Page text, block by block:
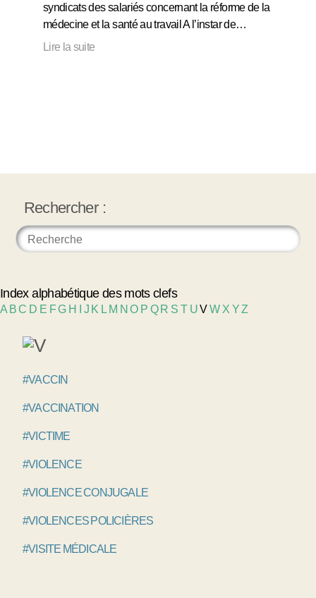
syndicats des salariés concernant la réforme de la
médecine et la santé au travail A l’instar de…
Lire la suite
Rechercher :
Index alphabétique des mots clefs
A BC D E FG H J K L M NO P Q R S T UVW X YZ
#VACCIN
#VACCINATION
#VICTIME
#VIOLENCE
#VIOLENCE CONJUGALE
#VIOLENCES POLICIÈRES
#VISITE MÉDICALE